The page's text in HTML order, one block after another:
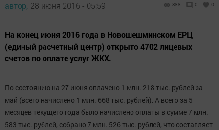
автор, 28 июня 2016 - 05:59 888 0 0
На конец июня 2016 года в Новошешминском ЕРЦ
(единый расчетный центр) открыто 4702 лицевых
счетов по оплате услуг ЖКХ.
По состоянию на 27 июня оплачено 1 млн. 218 тыс. рублей за
май (всего начислено 1 млн. 668 тыс. рублей). А всего за 5
месяцев текущего года было начислено оплаты в сумме 7 млн.
583 тыс. рублей, собрано 7 млн. 526 тыс. рублей, что составляет